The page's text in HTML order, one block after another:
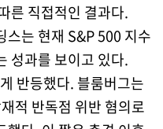
른 직접적인 결과다.
스는 현재 S&P 500 지수
성과를 보이고 있다.
반등했다. 블룸버그는
적 반독점 위반 혐의로